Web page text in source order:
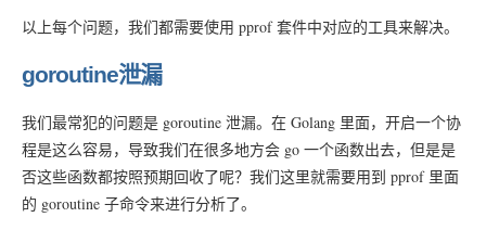
以上每个问题，我们都需要使用 pprof 套件中对应的工具来解决。
goroutine泄漏
我们最常犯的问题是 goroutine 泄漏。在 Golang 里面，开启一个协
程是这么容易，导致我们在很多地方会 go 一个函数出去，但是是
否这些函数都按照预期回收了呢？我们这里就需要用到 pprof 里面
的 goroutine 子命令来进行分析了。